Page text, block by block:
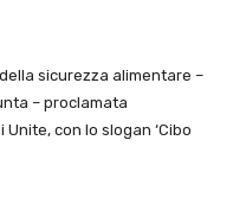
sicurezza alimentare –
– proclamata
con lo slogan ‘Cibo